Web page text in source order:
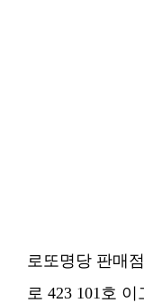
로또명당 판매
로 423 101호